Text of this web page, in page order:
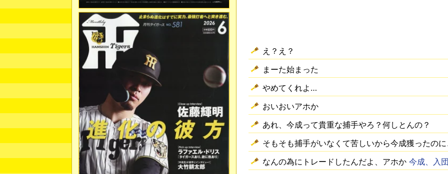
え？え？
まーた始まった
やめてくれよ…
おいおいアホか
あれ、今成って貴重な捕手やろ？何しとんの？
そもそも捕手がいなくて苦しいから今成獲ったの
なんの為にトレードしたんだよ、アホか 今成、入